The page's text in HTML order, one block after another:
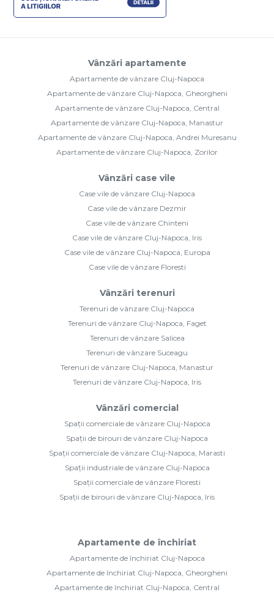
Vânzări apartamente
Apartamente de vânzare Cluj-Napoca
Apartamente de vânzare Cluj-Napoca, Gheorgheni
Apartamente de vânzare Cluj-Napoca, Central
Apartamente de vânzare Cluj-Napoca, Manastur
Apartamente de vânzare Cluj-Napoca, Andrei Muresanu
Apartamente de vânzare Cluj-Napoca, Zorilor
Vânzări case vile
Case vile de vânzare Cluj-Napoca
Case vile de vânzare Dezmir
Case vile de vânzare Chinteni
Case vile de vânzare Cluj-Napoca, Iris
Case vile de vânzare Cluj-Napoca, Europa
Case vile de vânzare Floresti
Vânzări terenuri
Terenuri de vânzare Cluj-Napoca
Terenuri de vânzare Cluj-Napoca, Faget
Terenuri de vânzare Salicea
Terenuri de vânzare Suceagu
Terenuri de vânzare Cluj-Napoca, Manastur
Terenuri de vânzare Cluj-Napoca, Iris
Vânzări comercial
Spații comerciale de vânzare Cluj-Napoca
Spații de birouri de vânzare Cluj-Napoca
Spații comerciale de vânzare Cluj-Napoca, Marasti
Spații industriale de vânzare Cluj-Napoca
Spații comerciale de vânzare Floresti
Spații de birouri de vânzare Cluj-Napoca, Iris
Apartamente de închiriat
Apartamente de închiriat Cluj-Napoca
Apartamente de închiriat Cluj-Napoca, Gheorgheni
Apartamente de închiriat Cluj-Napoca, Central